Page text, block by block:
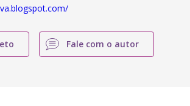
Fale com o autor